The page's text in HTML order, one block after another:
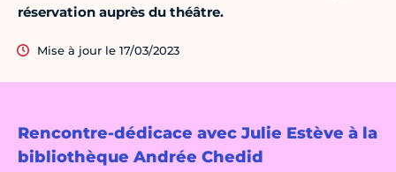
Rencontre-dédicace avec Julie Estève à la
bibliothèque Andrée Chedid
réservation auprès du théâtre.
Mise à jour le 17/03/2023